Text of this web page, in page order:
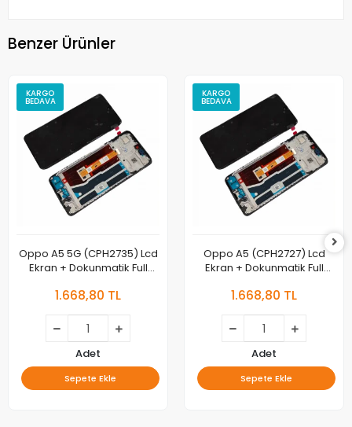
Benzer Ürünler
KARGO
BEDAVA
Oppo A5 5G (CPH2735) Lcd
Ekran + Dokunmatik Full
1.668,80 TL
Adet
Sepete Ekle
KARGO
BEDAVA
Oppo A5 (CPH2727) Lcd
Ekran + Dokunmatik Full
1.668,80 TL
Adet
Sepete Ekle